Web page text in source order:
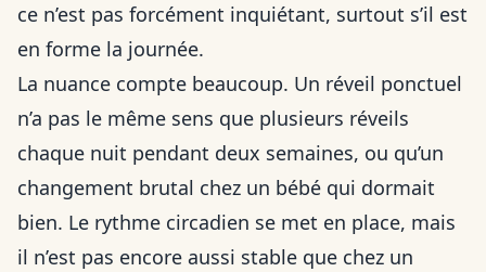
ce n’est pas forcément inquiétant, surtout s’il est
en forme la journée.
La nuance compte beaucoup. Un réveil ponctuel
n’a pas le même sens que plusieurs réveils
chaque nuit pendant deux semaines, ou qu’un
changement brutal chez un bébé qui dormait
bien. Le rythme circadien se met en place, mais
il n’est pas encore aussi stable que chez un